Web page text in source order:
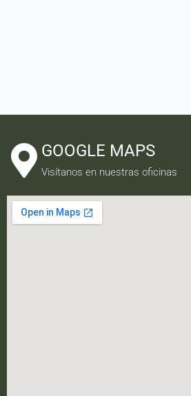
GOOGLE MAPS
Visítanos en nuestras oficinas